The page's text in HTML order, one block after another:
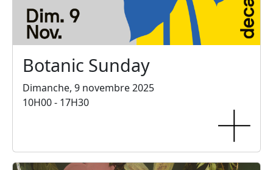
Botanic Sunday
Dimanche, 9 novembre 2025
10H00 - 17H30